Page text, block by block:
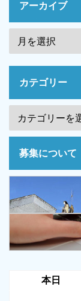
アーカイブ
カテゴリー
募集について
本日